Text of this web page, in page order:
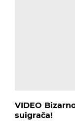
VIDEO
suigrača!